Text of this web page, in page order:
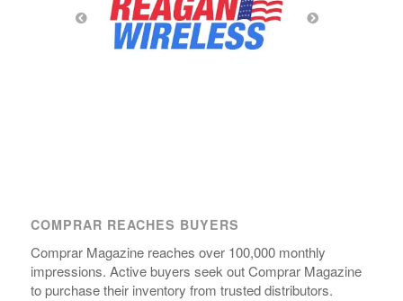
COMPRAR REACHES BUYERS
Comprar Magazine reaches over 100,000 monthly
impressions. Active buyers seek out Comprar Magazine
to purchase their inventory from trusted distributors.